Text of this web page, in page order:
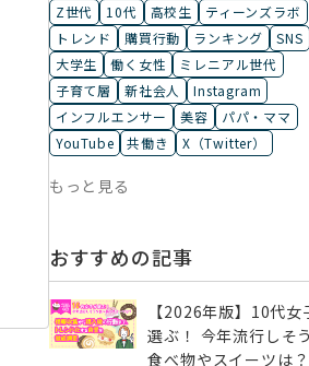
Z世代 10代 高校生
ティーンズラボ
トレンド
購買行動 ランキング
SNS
大学生
働く女性
ミレニアル世代
子育て層
新社会人
Instagram
インフルエンサー
美容
パパ・ママ
YouTube
共働き X（Twitter）
もっと見る
おすすめの記事
【2026年版】10代女
選ぶ！ 今年流行しそ
食べ物やスイーツは